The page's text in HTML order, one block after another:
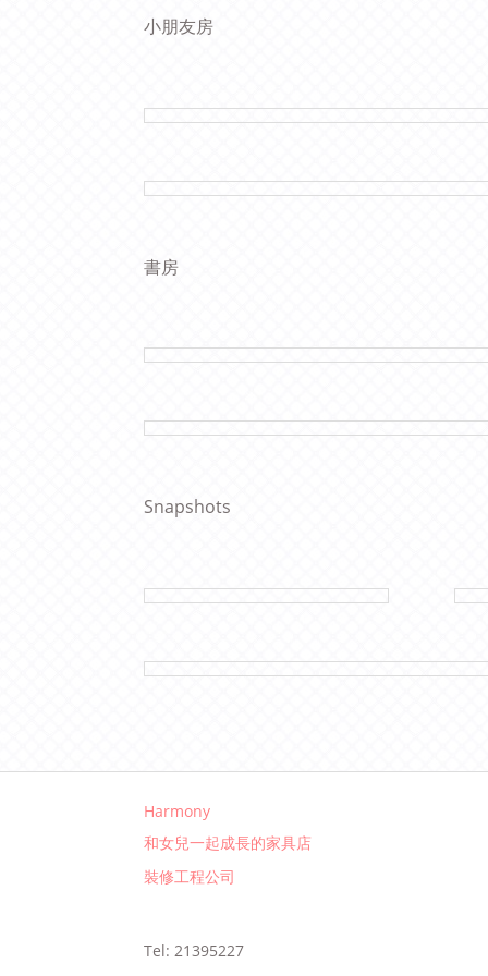
小朋友房
書房
Snapshots
Harmony
和女兒一起成長的家具店
裝修工程公司
Tel: 21395227